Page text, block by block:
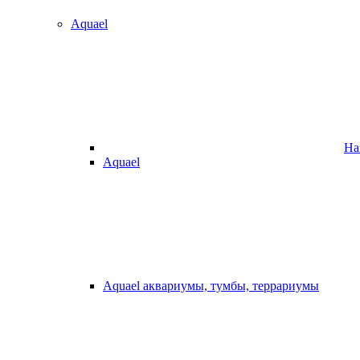
Aquael
Aquael
Aquael аквариумы, тумбы, террариумы